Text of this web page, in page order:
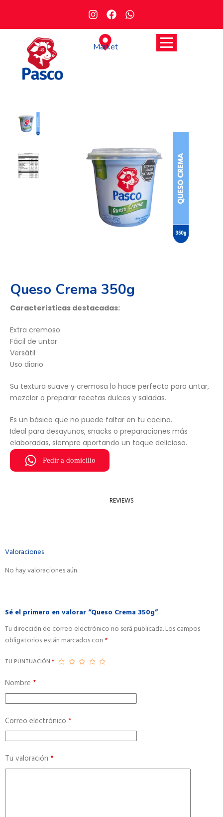
Market
Queso Crema 350g
Características destacadas:
Extra cremoso
Fácil de untar
Versátil
Uso diario
Su textura suave y cremosa lo hace perfecto para untar,
mezclar o preparar recetas dulces y saladas.
Es un básico que no puede faltar en tu cocina.
Ideal para desayunos, snacks o preparaciones más
elaboradas, siempre aportando un toque delicioso.
Pedir a domicilio
REVIEWS
Valoraciones
No hay valoraciones aún.
Sé el primero en valorar “Queso Crema 350g”
Tu dirección de correo electrónico no será publicada.Los campos
obligatorios están marcados con *
TU PUNTUACIÓN *
Nombre *
Correo electrónico *
Tu valoración *
A
l
e
r
n
a
i